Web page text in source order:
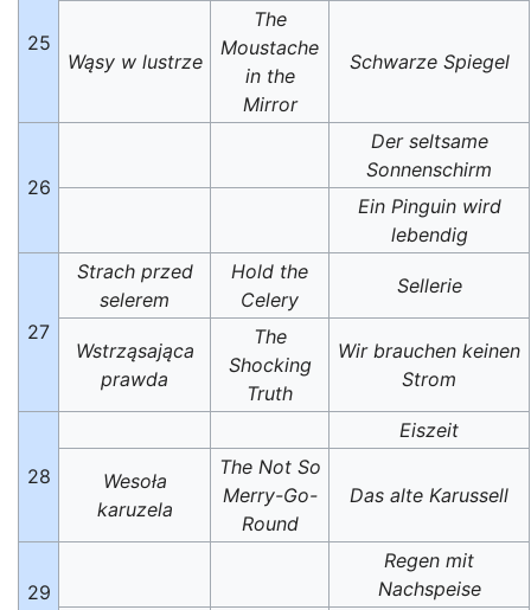
25
Wąsy w lustrze
The
Moustache
in the
Mirror
Schwarze Spiegel
26
Der seltsame
Sonnenschirm
Ein Pinguin wird
lebendig
27
Strach przed
selerem
Hold the
Celery
Sellerie
Wstrząsająca
prawda
The
Shocking
Truth
Wir brauchen keinen
Strom
28
Eiszeit
Wesoła
karuzela
The Not So
Merry-Go-
Round
Das alte Karussell
29
Regen mit
Nachspeise